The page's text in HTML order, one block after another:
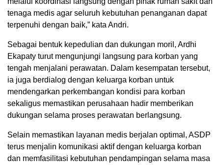
tenaga medis agar seluruh kebutuhan penanganan dapat
terpenuhi dengan baik,” kata Andri.
Sebagai bentuk kepedulian dan dukungan moril, Ardhi
Ekapaty turut mengunjungi langsung para korban yang
tengah menjalani perawatan. Dalam kesempatan tersebut,
ia juga berdialog dengan keluarga korban untuk
mendengarkan perkembangan kondisi para korban
sekaligus memastikan perusahaan hadir memberikan
dukungan selama proses perawatan berlangsung.
Selain memastikan layanan medis berjalan optimal, ASDP
terus menjalin komunikasi aktif dengan keluarga korban
dan memfasilitasi kebutuhan pendampingan selama masa